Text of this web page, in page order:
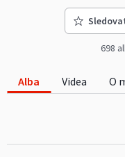
698
Alba Videa O